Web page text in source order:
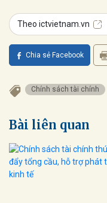
Theo ictvietnam.vn
Chia sẻ Facebook
Chính sách tài chính
Bài liên quan